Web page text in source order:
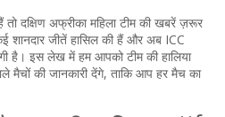
दक्षिण अफ्रीका महिला टीम की खबरें ज़रूर
शानदार जीतें हासिल की हैं और अब ICC
है। इस लेख में हम आपको टीम की हालिया
मैचों की जानकारी देंगे, ताकि आप हर मैच का